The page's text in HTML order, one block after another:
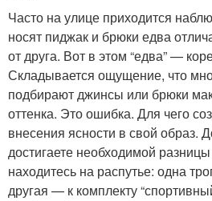
Часто на улице приходится
носят пиджак и брюки едва
от друга. Вот в этом “едва” —
Складывается ощущение, что
подбирают джинсы или брюки
оттенка. Это ошибка. Для чего
внесения ясности в свой образ.
достигаете необходимой
находитесь на распутье: одна
другая — к комплекту